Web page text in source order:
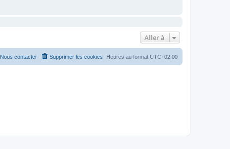
Aller à
Heures au format UTC+02:00
Supprimer les cookies
Nous contacter